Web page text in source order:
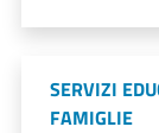
SERVIZI
FAMIGLIE